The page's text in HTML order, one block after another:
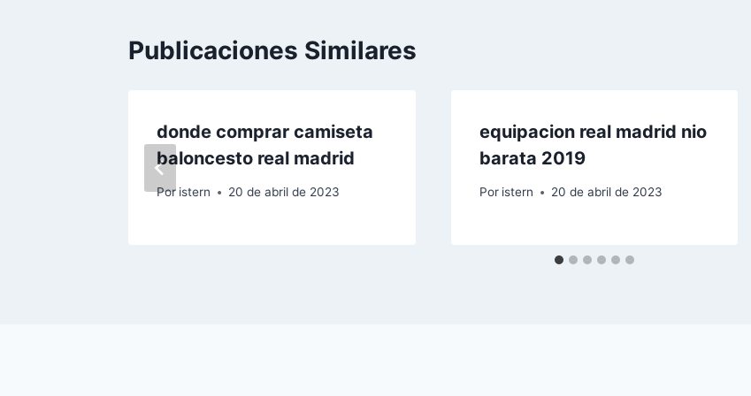
Publicaciones Similares
donde comprar camiseta
baloncesto real madrid
Por istern 20 de abril de 2023
equipacion real madrid nio
barata 2019
Por istern 20 de abril de 2023